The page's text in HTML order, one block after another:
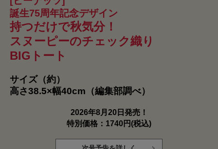
誕生75周年記念デザイン
持つだけで秋気分！
スヌーピーのチェック織り
BIGトート
サイズ（約）
高さ38.5×幅40cm（編集部調べ）
2026年8月20日発売！
特別価格：1740円(税込)